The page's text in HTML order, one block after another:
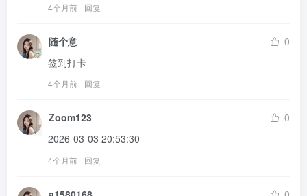
4个月前 回复
随个意
0
签到打卡
4个月前 回复
Zoom123
0
2026-03-03 20:53:30
4个月前 回复